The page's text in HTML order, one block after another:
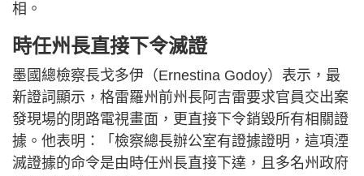
相。
時任州長直接下令滅證
墨國總檢察長戈多伊（Ernestina Godoy）表示，最
新證詞顯示，格雷羅州前州長阿吉雷要求官員交出案
發現場的閉路電視畫面，更直接下令銷毀所有相關證
據。他表明：「檢察總長辦公室有證據證明，這項湮
滅證據的命令是由時任州長直接下達，且多名州政府